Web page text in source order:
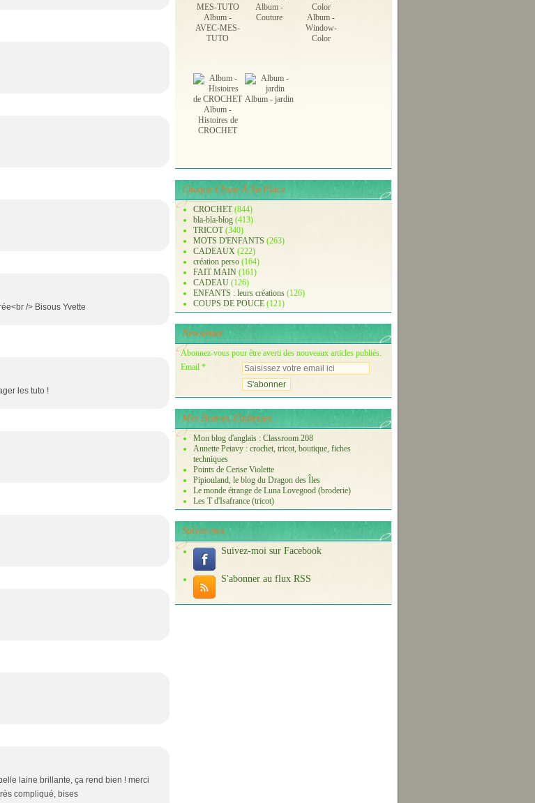
/> Bisous Yvette
les tuto !
laine brillante, ça rend bien ! merci
compliqué, bises
Album -
AVEC-MES-
TUTO
Album -
Couture
Album -
Window-
Color
Album -
Histoires de
CROCHET
Album - jardin
Chaque Chose À Sa Place.
CROCHET(844)
bla-bla-blog (413)
TRICOT(340)
MOTS D'ENFANTS (263)
CADEAUX (222)
création perso (164)
FAIT MAIN (161)
CADEAU (126)
ENFANTS : leurs créations (126)
COUPS DE POUCE (121)
Newsletter
Abonnez-vous pour être averti des nouveaux articles publiés.
Email
Mes Bonnes Z'adresses...
Mon blog d'anglais : Classroom 208
Annette Petavy : crochet, tricot, boutique, fiches
techniques
Points de Cerise Violette
Pipiouland, le blog du Dragon des Îles
Le monde étrange de Luna Lovegood (broderie)
Les T d'Isafrance (tricot)
Suivez-moi
Suivez-moi sur Facebook
S'abonner au flux RSS